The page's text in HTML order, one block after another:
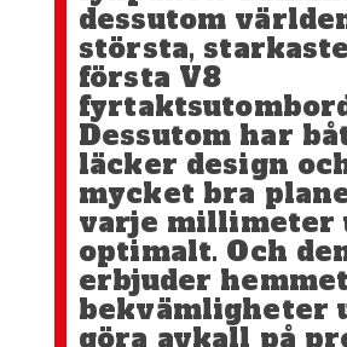
dessutom
största,
första V8
Dessutom har
läcker design
mycket bra
varje millimeter
optimalt. Och
erbjuder
bekvämligheter
göra avkall på